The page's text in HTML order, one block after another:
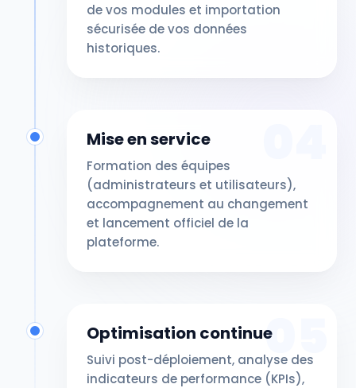
de vos modules et importation
sécurisée de vos données
historiques.
Mise en service
Formation des équipes
(administrateurs et utilisateurs),
accompagnement au changement
et lancement officiel de la
plateforme.
05
Optimisation continue
Suivi post-déploiement, analyse des
indicateurs de performance (KPIs),